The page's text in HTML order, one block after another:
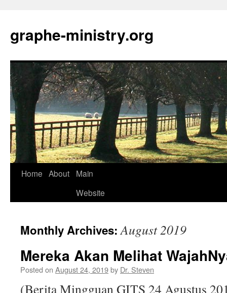
content
graphe-ministry.org
Home About
Main
Website
Monthly Archives:August 2019
Mereka Akan Melihat
Posted on August 24, 2019by Dr. Steven
(Berita Mingguan GITS 24 Agustus